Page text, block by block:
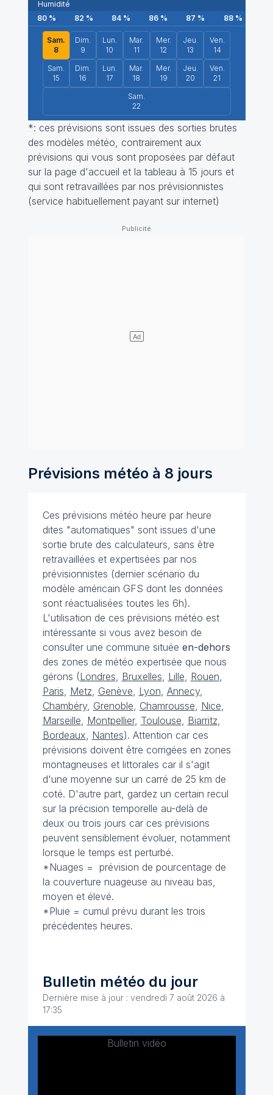
Humidité
80% 82 % 84% 86% 87 % 88 %
Sam.
8
Dim.
9
Lun.
10
Mar.
11
Mer.
12
Jeu.
13
Ven.
14
Sam.
15
Dim.
16
Lun.
17
Mar.
18
Mer.
19
Jeu.
20
Ven.
21
Sam.
22
*: ces prévisions sont issues des sorties brutes
des modèles météo, contrairement aux
prévisions qui vous sont proposées par défaut
sur la page d'accueil et la tableau à 15 jours et
qui sont retravaillées par nos prévisionnistes
(service habituellement payant sur internet)
Prévisions météo à 8 jours
Ces prévisions météo heure par heure
dites "automatiques" sont issues d'une
sortie brute des calculateurs, sans être
retravaillées et expertisées par nos
prévisionnistes (dernier scénario du
modèle américain GFS dont les données
sont réactualisées toutes les 6h).
L'utilisation de ces prévisions météo est
intéressante si vous avez besoin de
consulter une commune située en-dehors
des zones de météo expertisée que nous
gérons (Londres, Bruxelles, Lille, Rouen,
Paris, Metz, Genève, Lyon, Annecy,
Chambéry, Grenoble, Chamrousse, Nice,
Marseille, Montpellier, Toulouse, Biarritz,
Bordeaux, Nantes). Attention car ces
prévisions doivent être corrigées en zones
montagneuses et littorales car il s'agit
d'une moyenne sur un carré de 25 km de
coté. D'autre part, gardez un certain recul
sur la précision temporelle au-delà de
deux ou trois jours car ces prévisions
peuvent sensiblement évoluer, notamment
lorsque le temps est perturbé.
*Nuages = prévision de pourcentage de
la couverture nuageuse au niveau bas,
moyen et élevé.
*Pluie = cumul prévu durant les trois
précédentes heures.
Bulletin météo du jour
Dernière mise à jour : vendredi 7 août 2026 à
17:35
Bulletin vidéo